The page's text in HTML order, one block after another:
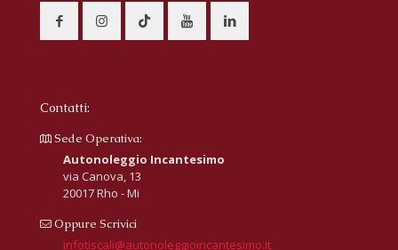
Contatti:
Sede Operativa:
Autonoleggio Incantesimo
via Canova, 13
20017 Rho - Mi
Oppure Scrivici
infotiscali@autonoleggioincantesimo.it